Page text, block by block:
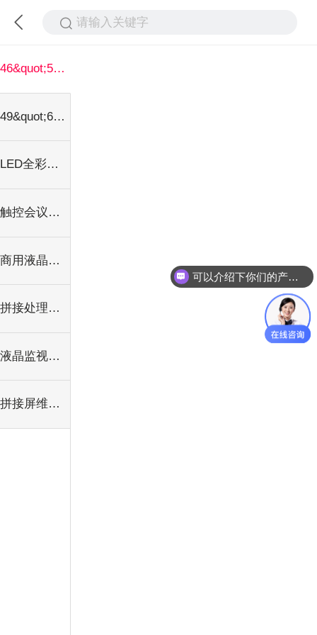
请输入关键字
46&quot;55&quot;液晶拼接屏系列
49&quot;65&quot;液晶拼接屏系列
LED全彩色显示屏
触控会议一机体
商用液晶广告机
拼接处理器系列
液晶监视器系列
拼接屏维修安装
可以介绍下你们的产品么